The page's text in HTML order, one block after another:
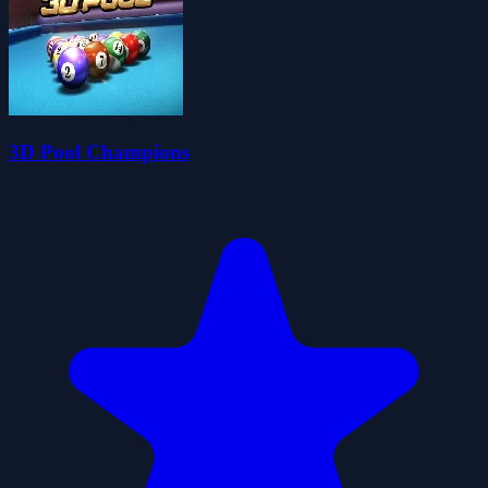
3D Pool Champions